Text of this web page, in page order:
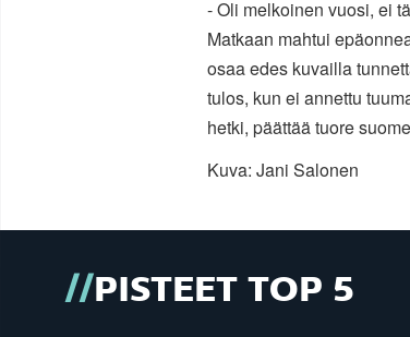
- Oli melkoinen vuosi, ei
Matkaan mahtui
osaa edes kuvailla
tulos, kun ei annettu
hetki, päättää tuore
Kuva: Jani Salonen
PISTEET TOP 5